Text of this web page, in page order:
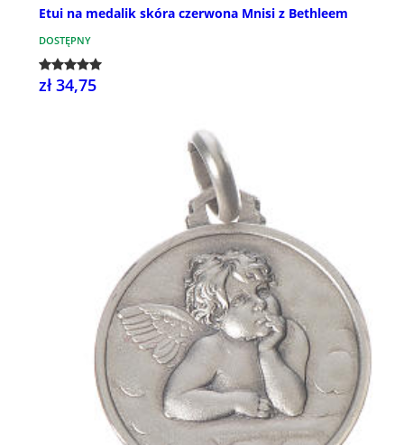
Etui na medalik skóra czerwona Mnisi z Bethleem
DOSTĘPNY
zł 34,75